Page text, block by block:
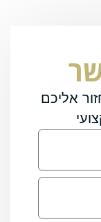
אליכם